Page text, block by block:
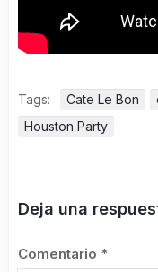
Tags: Cate Le Bon
Houston Party
Deja una
Comentario *